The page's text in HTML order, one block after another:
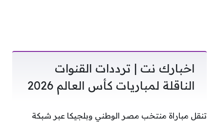
اخبارك نت | ترددات القنوات
الناقلة لمباريات كأس العالم 2026
تنقل مباراة منتخب مصر الوطني وبلجيكا عبر شبكة